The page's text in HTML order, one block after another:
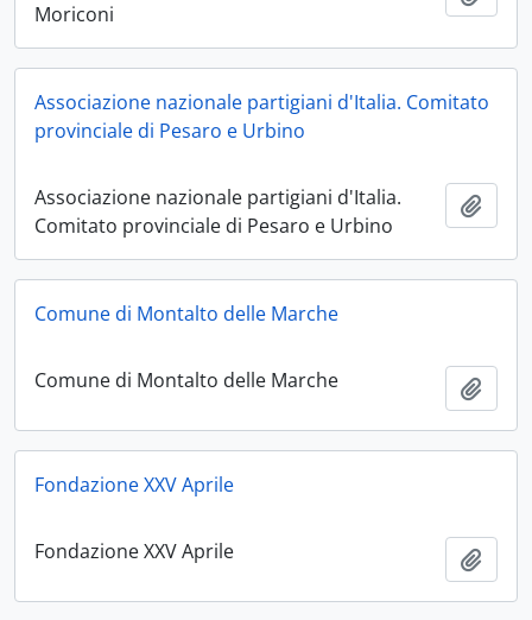
Moriconi
Associazione nazionale partigiani d'Italia. Comitato
provinciale di Pesaro e Urbino
Associazione nazionale partigiani d'Italia.
Comitato provinciale di Pesaro e Urbino
Comune di Montalto delle Marche
Comune di Montalto delle Marche
Fondazione XXV Aprile
Fondazione XXV Aprile